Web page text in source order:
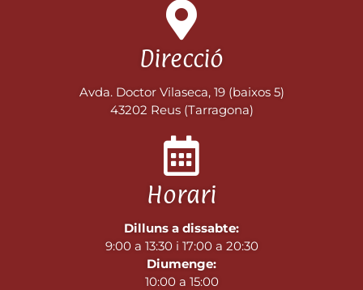
Direcció
Avda. Doctor Vilaseca, 19 (baixos 5)
43202 Reus (Tarragona)
Horari
Dilluns a dissabte:
9:00 a 13:30 i 17:00 a 20:30
Diumenge:
10:00 a 15:00